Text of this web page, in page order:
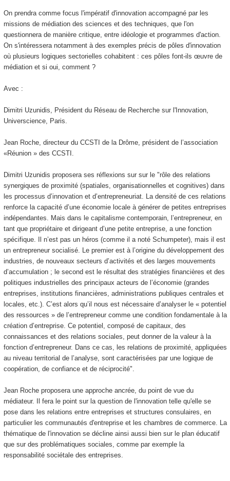
On prendra comme focus l'impératif d'innovation accompagné par les
missions de médiation des sciences et des techniques, que l'on
questionnera de manière critique, entre idéologie et programmes d'action.
On s'intéressera notamment à des exemples précis de pôles d'innovation
où plusieurs logiques sectorielles cohabitent : ces pôles font-ils œuvre de
médiation et si oui, comment ?
Avec :
Dimitri Uzunidis, Président du Réseau de Recherche sur l'Innovation,
Universcience, Paris.
Jean Roche, directeur du CCSTI de la Drôme, président de l’association
«Réunion » des CCSTI.
Dimitri Uzunidis proposera ses réflexions sur sur le "rôle des relations
synergiques de proximité (spatiales, organisationnelles et cognitives) dans
les processus d’innovation et d’entrepreneuriat. La densité de ces relations
renforce la capacité d’une économie locale à générer de petites entreprises
indépendantes. Mais dans le capitalisme contemporain, l’entrepreneur, en
tant que propriétaire et dirigeant d’une petite entreprise, a une fonction
spécifique. Il n’est pas un héros (comme il a noté Schumpeter), mais il est
un entrepreneur socialisé. Le premier est à l’origine du développement des
industries, de nouveaux secteurs d’activités et des larges mouvements
d’accumulation ; le second est le résultat des stratégies financières et des
politiques industrielles des principaux acteurs de l’économie (grandes
entreprises, institutions financières, administrations publiques centrales et
locales, etc.). C’est alors qu’il nous est nécessaire d’analyser le « potentiel
des ressources » de l’entrepreneur comme une condition fondamentale à la
création d’entreprise. Ce potentiel, composé de capitaux, des
connaissances et des relations sociales, peut donner de la valeur à la
fonction d’entrepreneur. Dans ce cas, les relations de proximité, appliquées
au niveau territorial de l’analyse, sont caractérisées par une logique de
coopération, de confiance et de réciprocité".
Jean Roche proposera une approche ancrée, du point de vue du
médiateur. Il fera le point sur la question de l'innovation telle qu'elle se
pose dans les relations entre entreprises et structures consulaires, en
particulier les communautés d'entreprise et les chambres de commerce. La
thématique de l'innovation se décline ainsi aussi bien sur le plan éducatif
que sur des problématiques sociales, comme par exemple la
responsabilité sociétale des entreprises.